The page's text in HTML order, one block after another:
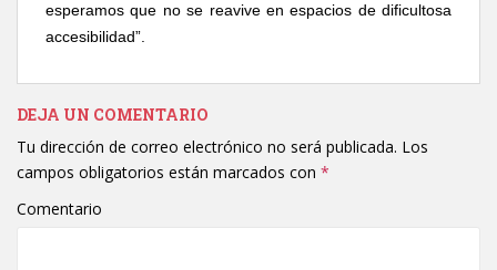
esperamos que no se reavive en espacios de dificultosa
accesibilidad”.
DEJA UN COMENTARIO
Tu dirección de correo electrónico no será publicada. Los
campos obligatorios están marcados con *
Comentario